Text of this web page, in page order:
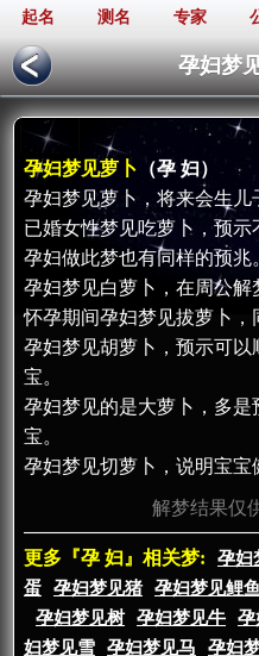
起名 测名 专家
孕妇梦
孕妇梦见萝卜 （孕 妇）
孕妇梦见萝卜，将来会生儿
已婚女性梦见吃萝卜，预
孕妇做此梦也有同样的预兆
孕妇梦见白萝卜，在周公解
怀孕期间孕妇梦见拔萝卜，
孕妇梦见胡萝卜，预示可
宝。
孕妇梦见的是大萝卜，多
宝。
孕妇梦见切萝卜，说明宝宝
解梦结果仅
更多『孕 妇』相关梦: 孕妇
蛋
孕妇梦见猪 孕妇梦见鲤鱼
孕妇梦见树
孕妇梦见牛 孕
妇梦见雪
孕妇梦见马 孕妇